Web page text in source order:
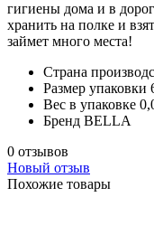
гигиены дома и в
хранить на полке и
займет много места!
Страна
Размер упаковки
Вес в упаковке
Бренд BELLA
0 отзывов
Новый отзыв
Похожие товары